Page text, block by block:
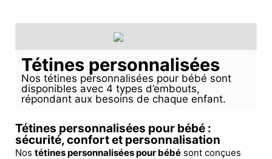
Tétines personnalisées
Nos tétines personnalisées pour bébé sont
disponibles avec 4 types d’embouts,
répondant aux besoins de chaque enfant.
Tétines personnalisées pour bébé :
sécurité, confort et personnalisation
Nos tétines personnalisées pour bébé sont conçues